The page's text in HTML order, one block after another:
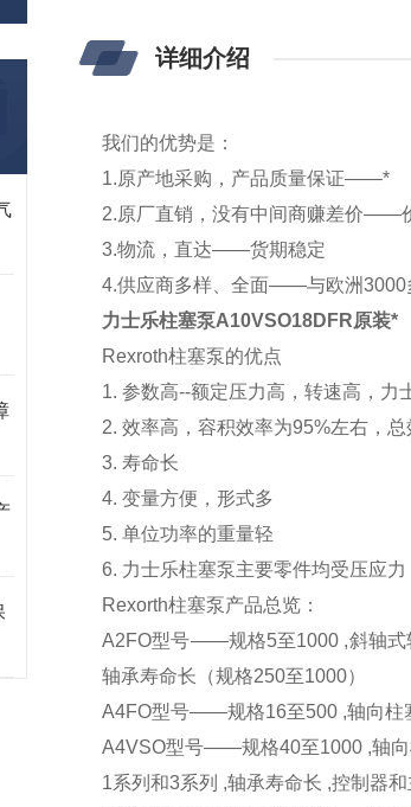
详细介绍
我们的优势是：
1.原产地采购，产品质量保证——*
2.原厂直销，没有中间商赚差价——
3.物流，直达——货期稳定
4.供应商多样、全面——与欧洲3000
力士乐柱塞泵A10VSO18DFR原装*
Rexroth柱塞泵的优点
1. 参数高--额定压力高，转速高，力
2. 效率高，容积效率为95%左右，
3. 寿命长
4. 变量方便，形式多
5. 单位功率的重量轻
6. 力士乐柱塞泵主要零件均受压应
Rexorth柱塞泵产品总览：
A2FO型号——规格5至1000 ,斜轴式
轴承寿命长（规格250至1000）
A4FO型号——规格16至500 ,轴向柱
A4VSO型号——规格40至1000 ,轴向
1系列和3系列 ,轴承寿命长 ,控制器